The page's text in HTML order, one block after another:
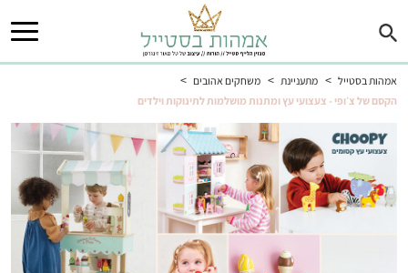
אמהות בסטייל > מתעניינת > משחקים אהובים >
הקסם של צ׳ופי - צעצועי עץ ומתנות מושלמות לתינוקות וילדים